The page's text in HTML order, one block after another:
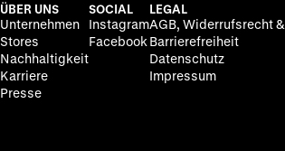
ÜBER UNS
Unternehmen
Stores
Nachhaltigkeit
Karriere
Presse
SOCIAL
Instagram
Facebook
LEGAL
AGB, Widerrufsrecht &
Barrierefreiheit
Datenschutz
Impressum